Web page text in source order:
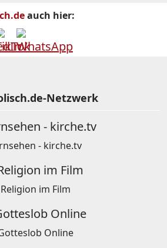
auch hier:
Netzwerk
- kirche.tv
Religion im Film
Online